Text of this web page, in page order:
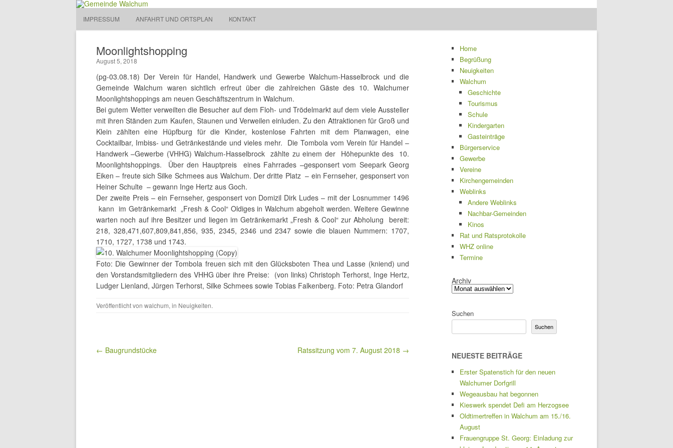
Gemeinde Walchum Gemeinde Walchum
IMPRESSUM ANFAHRT UND ORTSPLAN KONTAKT
Moonlightshopping
August 5, 2018
(pg-03.08.18) Der Verein für Handel, Handwerk und Gewerbe Walchum-Hasselbrock und die
Gemeinde Walchum waren sichtlich erfreut über die zahlreichen Gäste des 10. Walchumer
Moonlightshoppings am neuen Geschäftszentrum in Walchum.
Bei gutem Wetter verweilten die Besucher auf dem Floh- und Trödelmarkt auf dem viele Aussteller
mit ihren Ständen zum Kaufen, Staunen und Verweilen einluden. Zu den Attraktionen für Groß und
Klein zählten eine Hüpfburg für die Kinder, kostenlose Fahrten mit dem Planwagen, eine
Cocktailbar, Imbiss- und Getränkestände und vieles mehr. Die Tombola vom Verein für Handel –
Handwerk –Gewerbe (VHHG) Walchum-Hasselbrock zählte zu einem der Höhepunkte des 10.
Moonlightshoppings. Über den Hauptpreis eines Fahrrades –gesponsert vom Seepark Georg
Eiken – freute sich Silke Schmees aus Walchum. Der dritte Platz – ein Fernseher, gesponsert von
Heiner Schulte – gewann Inge Hertz aus Goch.
Der zweite Preis – ein Fernseher, gesponsert von Domizil Dirk Ludes – mit der Losnummer 1496
kann im Getränkemarkt „Fresh & Cool“ Oldiges in Walchum abgeholt werden. Weitere Gewinne
warten noch auf ihre Besitzer und liegen im Getränkemarkt „Fresh & Cool“ zur Abholung bereit:
218, 328,471,607,809,841,856, 935, 2345, 2346 und 2347 sowie die blauen Nummern: 1707,
1710, 1727, 1738 und 1743.
Foto: Die Gewinner der Tombola freuen sich mit den Glücksboten Thea und Lasse (kniend) und
den Vorstandsmitgliedern des VHHG über ihre Preise: (von links) Christoph Terhorst, Inge Hertz,
Ludger Lienland, Jürgen Terhorst, Silke Schmees sowie Tobias Falkenberg. Foto: Petra Glandorf
Veröffentlicht von walchum, in Neuigkeiten.
Beitragsnavigation
← Baugrundstücke Ratssitzung vom 7. August 2018 →
Home
Begrüßung
Neuigkeiten
Walchum
Geschichte
Tourismus
Schule
Kindergarten
Gasteinträge
Bürgerservice
Gewerbe
Vereine
Kirchengemeinden
Weblinks
Andere Weblinks
Nachbar-Gemeinden
Kinos
Rat und Ratsprotokolle
WHZ online
Termine
Archiv
Suchen
Suchen
NEUESTE BEITRÄGE
Erster Spatenstich für den neuen
Walchumer Dorfgrill
Wegeausbau hat begonnen
Kieswerk spendet Defi am Herzogsee
Oldtimertreffen in Walchum am 15./16.
August
Frauengruppe St. Georg: Einladung zur